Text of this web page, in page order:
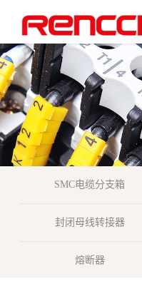
SMC电缆分支箱
封闭母线转接器
熔断器